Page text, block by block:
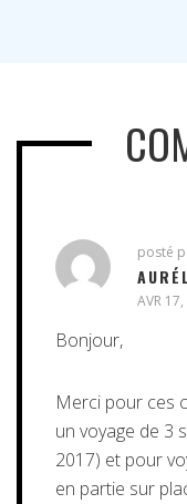
posté
AVR
Bonjour,
Merci pour ces
un voyage de 3
2017) et pour
en partie sur